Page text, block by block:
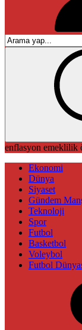
enflasyon emeklilik
Ekonomi
Dünya
Siyaset
Gündem
Teknoloji
Spor
Futbol
Basketbol
Voleybol
Futbol